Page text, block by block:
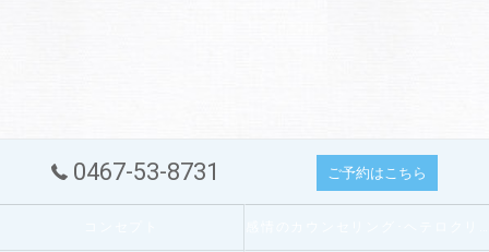
0467-53-8731 ご予約はこちら